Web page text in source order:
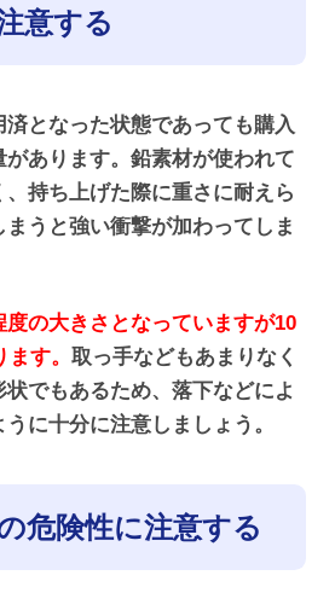
意する
となった状態であっても購入
があります。鉛素材が使われて
持ち上げた際に重さに耐えら
うと強い衝撃が加わってしま
度の大きさとなっていますが10
す。 取っ手などもあまりなく
でもあるため、落下などによ
に十分に注意しましょう。
危険性に注意する